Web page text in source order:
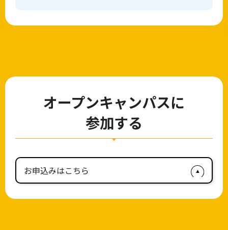
オープンキャンパスに
参加する
お申込みはこちら